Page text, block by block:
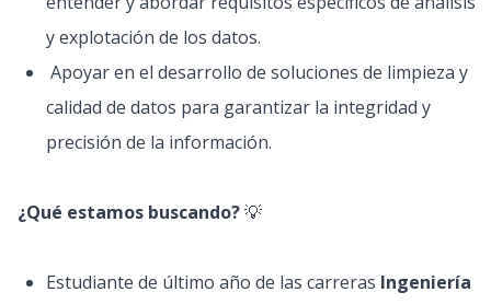
y explotación de los datos.
Apoyar en el desarrollo de soluciones de limpieza y
calidad de datos para garantizar la integridad y
precisión de la información.
¿Qué estamos buscando?💡
Estudiante de último año de las carreras Ingeniería